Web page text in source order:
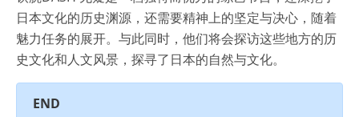
日本文化的历史渊源，还需要精神上的坚定与决心，随着
魅力任务的展开。与此同时，他们将会探访这些地方的历
史文化和人文风景，探寻了日本的自然与文化。
END